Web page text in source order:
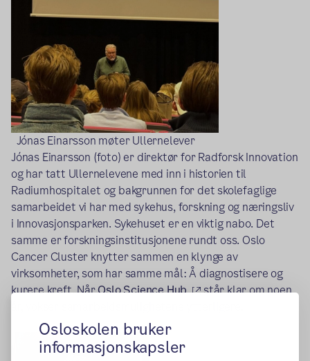
Osloskolen bruker
informasjonskapsler
Jónas Einarsson møter Ullernelever
Jónas Einarsson (foto) er direktør for Radforsk Innovation
og har tatt Ullernelevene med inn i historien til
Radiumhospitalet og bakgrunnen for det skolefaglige
samarbeidet vi har med sykehus, forskning og næringsliv
i Innovasjonsparken. Sykehuset er en viktig nabo. Det
samme er forskningsinstitusjonene rundt oss. Oslo
Cancer Cluster knytter sammen en klynge av
virksomheter, som har samme mål: Å diagnostisere og
kurere kreft. NårOslo Science Hub (ekstern lenke)
står klar om noen